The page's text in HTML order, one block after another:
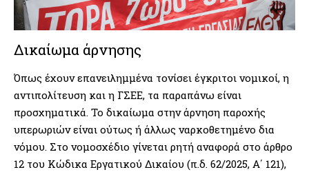
Δικαίωμα άρνησης
Όπως έχουν επανειλημμένα τονίσει έγκριτοι νομικοί, η
αντιπολίτευση και η ΓΣΕΕ, τα παραπάνω είναι
προσχηματικά. Το δικαίωμα στην άρνηση παροχής
υπερωριών είναι ούτως ή άλλως ναρκοθετημένο δια
νόμου. Στο νομοσχέδιο γίνεται ρητή αναφορά στο άρθρο
12 του Κώδικα Εργατικού Δικαίου (π.δ. 62/2025, Α΄ 121),